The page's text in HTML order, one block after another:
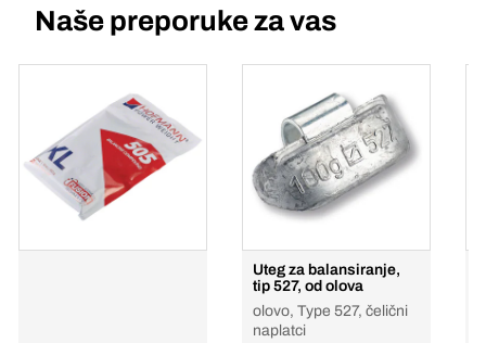
Naše preporuke za vas
Uteg za balansiranje,
tip 527, od olova
olovo, Type 527, čelični
naplatci